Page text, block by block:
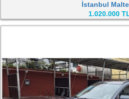
İstanbul
1.020.000